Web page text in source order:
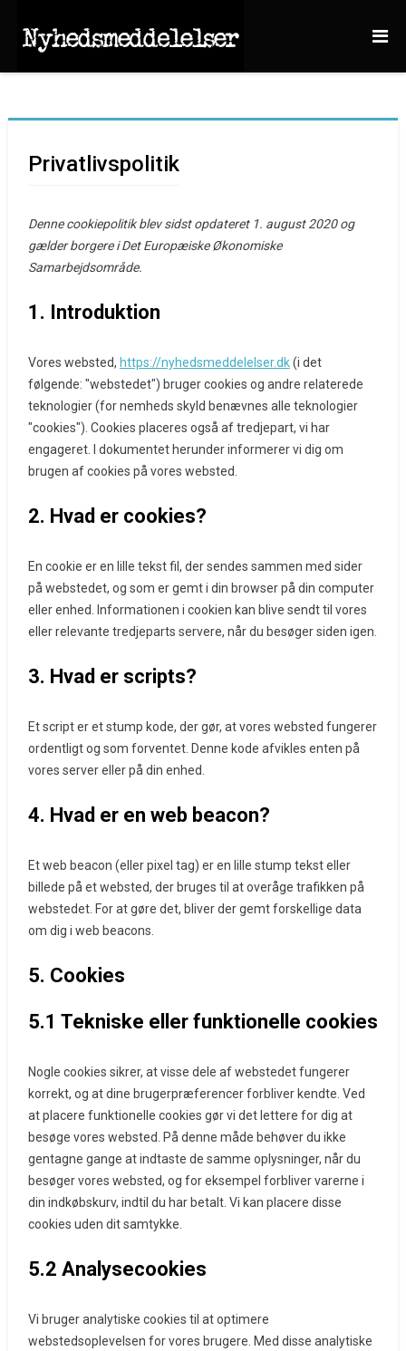
Privatlivspolitik
Denne cookiepolitik blev sidst opdateret 1. august 2020 og
gælder borgere i Det Europæiske Økonomiske
Samarbejdsområde.
1. Introduktion
Vores websted, https://nyhedsmeddelelser.dk(i det
følgende: "webstedet") bruger cookies og andre relaterede
teknologier (for nemheds skyld benævnes alle teknologier
"cookies"). Cookies placeres også af tredjepart, vi har
engageret. I dokumentet herunder informerer vi dig om
brugen af ​​cookies på vores websted.
2. Hvad er cookies?
En cookie er en lille tekst fil, der sendes sammen med sider
på webstedet, og som er gemt i din browser på din computer
eller enhed. Informationen i cookien kan blive sendt til vores
eller relevante tredjeparts servere, når du besøger siden igen.
3. Hvad er scripts?
Et script er et stump kode, der gør, at vores websted fungerer
ordentligt og som forventet. Denne kode afvikles enten på
vores server eller på din enhed.
4. Hvad er en web beacon?
Et web beacon (eller pixel tag) er en lille stump tekst eller
billede på et websted, der bruges til at overåge trafikken på
webstedet. For at gøre det, bliver der gemt forskellige data
om dig i web beacons.
5. Cookies
5.1 Tekniske eller funktionelle cookies
Nogle cookies sikrer, at visse dele af webstedet fungerer
korrekt, og at dine brugerpræferencer forbliver kendte. Ved
at placere funktionelle cookies gør vi det lettere for dig at
besøge vores websted. På denne måde behøver du ikke
gentagne gange at indtaste de samme oplysninger, når du
besøger vores websted, og for eksempel forbliver varerne i
din indkøbskurv, indtil du har betalt. Vi kan placere disse
cookies uden dit samtykke.
5.2 Analysecookies
Vi bruger analytiske cookies til at optimere
webstedsoplevelsen for vores brugere. Med disse analytiske